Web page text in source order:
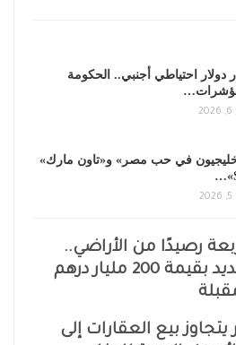
مليار دولار احتياطي أجنبي.. الحكومة
في حب مصر» و«تاون مارك»
رصيدًا من الأراضي..
ومخطط رئيسي جديد بقيمة 200 مليار درهم
بيع العقارات إلى